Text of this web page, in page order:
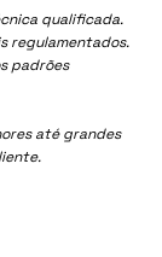
qualificada.
regulamentados.
padrões
até grandes